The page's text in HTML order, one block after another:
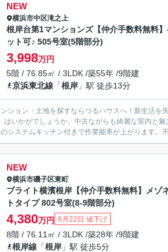
NEW
横浜市中区滝之上
根岸台第1マンションズ【仲介手数料無料
ット可♪ 505号室(5階部分)
3,998万円
5階 / 76.85㎡ / 3LDK /築55年 /9階建
京浜東北線 「根岸 」駅 徒歩13分
ション・土地を探すならつるハウスへ！新生活を
はいかがでしょうか。中古ながらも綺麗な室内と
システムキッチン付きで作業能率が上がります。
NEW
横浜市磯子区東町
ブライト横濱根岸【仲介手数料無料】メゾ
トタイプ 802号室(8-9階部分)
4,380万円 6月22日 値下げ
8階 / 76.11㎡ / 3LDK /築28年 /9階建
根岸線 「根岸 」駅 徒歩5分